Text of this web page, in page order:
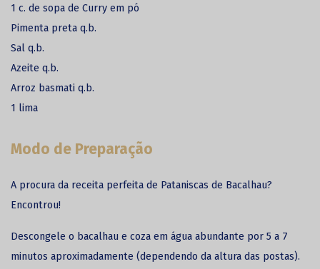
1 c. de sopa de Curry em pó
Pimenta preta q.b.
Sal q.b.
Azeite q.b.
Arroz basmati q.b.
1 lima
Modo de Preparação
A procura da receita perfeita de Pataniscas de Bacalhau?
Encontrou!
Descongele o bacalhau e coza em água abundante por 5 a 7
minutos aproximadamente (dependendo da altura das postas).